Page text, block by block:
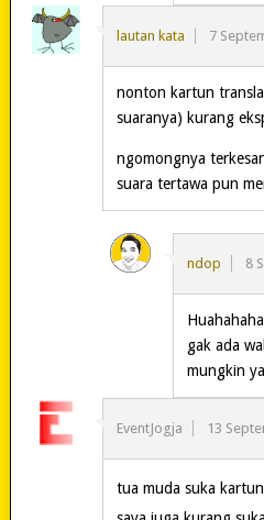
lautan kata 7
nonton kartun
suaranya) kurang
ngomongnya
suara tertawa pun
ndop 8
gak ada
mungkin
EventJogja 13
tua muda suka